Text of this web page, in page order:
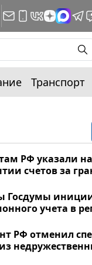
Транспорт
РФ указали
счетов за
Госдумы
учета в
РФ отменил